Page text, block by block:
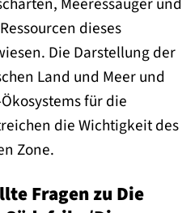
dieses
Die Darstellung der
Land und Meer und
für die
die Wichtigkeit des
Zone.
Fragen zu Die